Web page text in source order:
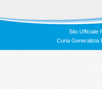
Sito Ufficiale
Curia Generalizia